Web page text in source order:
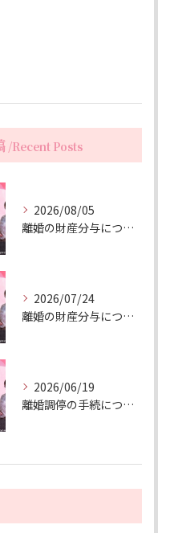
Recent Posts
2026/08/05
離婚の財産分与についての動画配信（延期しました）
2026/07/24
離婚の財産分与について動画配信します
2026/06/19
離婚調停の手続について動画配信しました